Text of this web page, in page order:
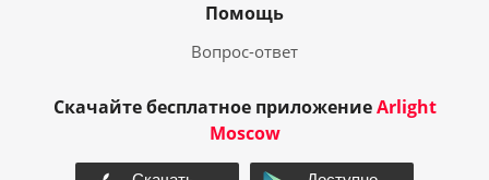
Помощь
Вопрос-ответ
Скачайте бесплатное приложениеArlight
Moscow